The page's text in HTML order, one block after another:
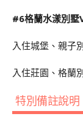
#6格蘭水漾別
入住城堡、親子
入住莊園、格蘭
特別備註說明